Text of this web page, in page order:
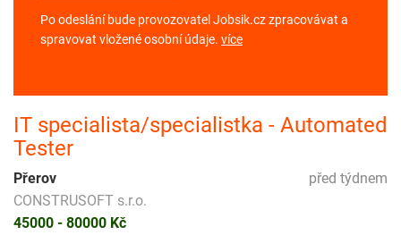
Po odeslání bude provozovatel Jobsik.cz zpracovávat a
spravovat vložené osobní údaje. více
IT specialista/specialistka - Automated
Tester
před týdnem
Přerov
CONSTRUSOFT s.r.o.
45000 - 80000 Kč